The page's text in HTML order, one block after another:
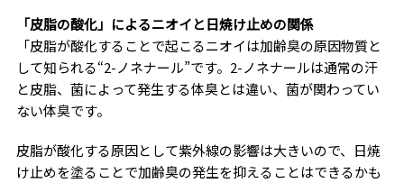
「皮脂の酸化」によるニオイと日焼け止めの関係
「皮脂が酸化することで起こるニオイは加齢臭の原因物質と
して知られる“2-ノネナール”です。2-ノネナールは通常の汗
と皮脂、菌によって発生する体臭とは違い、菌が関わってい
ない体臭です。
皮脂が酸化する原因として紫外線の影響は大きいので、日焼
け止めを塗ることで加齢臭の発生を抑えることはできるかも